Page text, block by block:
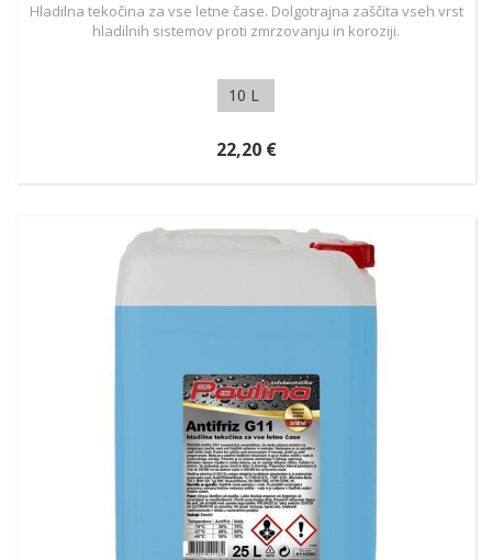
Hladilna tekočina za vse letne čase. Dolgotrajna zaščita vseh vrst
hladilnih sistemov proti zmrzovanju in koroziji.
10 L
22,20 €